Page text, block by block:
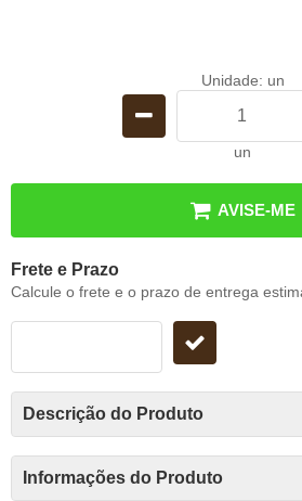
Unidade: un
un
AVISE-ME
Frete e Prazo
Calcule o frete e o prazo de entrega
Descrição do Produto
Informações do Produto